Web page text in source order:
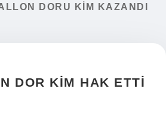
DORU KIM KAZANDI
DOR KIM HAK ETTI